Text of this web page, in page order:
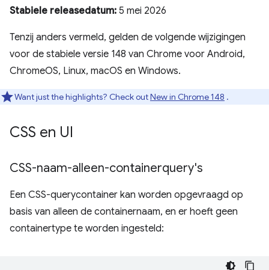
Stabiele releasedatum: 5 mei 2026
Tenzij anders vermeld, gelden de volgende wijzigingen
voor de stabiele versie 148 van Chrome voor Android,
ChromeOS, Linux, macOS en Windows.
Want just the highlights? Check outNew in Chrome 148 .
CSS en UI
CSS-naam-alleen-containerquery's
Een CSS-querycontainer kan worden opgevraagd op
basis van alleen de containernaam, en er hoeft geen
containertype te worden ingesteld: